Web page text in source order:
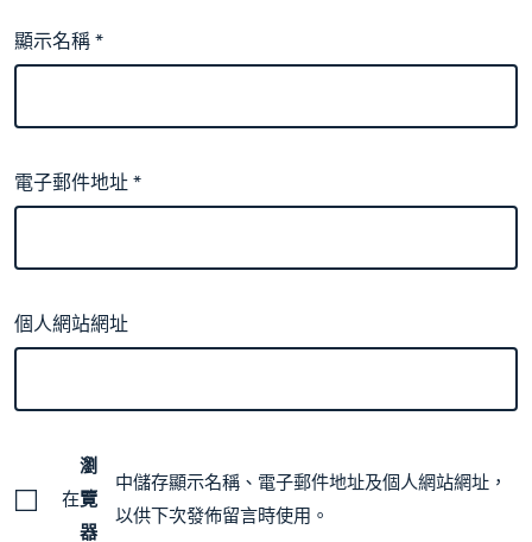
顯示名稱*
電子郵件地址*
個人網站網址
在
瀏
覽
器
中儲存顯示名稱、電子郵件地址及個人網站網址，
以供下次發佈留言時使用。